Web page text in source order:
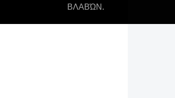
ΒΛΑΒΏΝ.